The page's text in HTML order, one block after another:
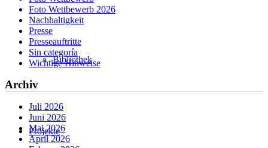
Bibliothek
Projekte
Foto Wettbewerb 2026
Nachhaltigkeit
Presse
Presseauftritte
Sin categoría
Wichtige Hinweise
Archiv
Juli 2026
Juni 2026
Mai 2026
April 2026